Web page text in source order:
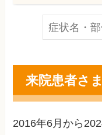
来院患者さ
2016年6月から